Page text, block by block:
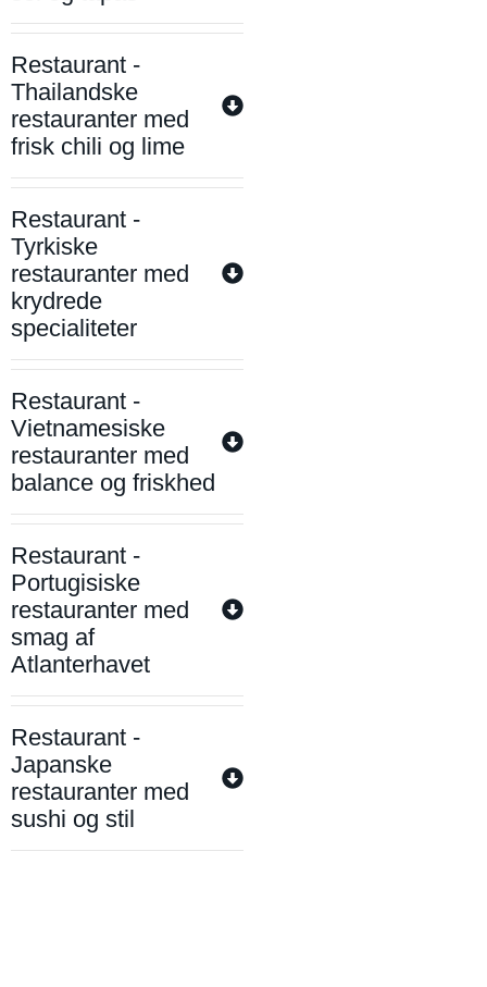
Restaurant -
Thailandske
restauranter med
frisk chili og lime
Restaurant -
Tyrkiske
restauranter med
krydrede
specialiteter
Restaurant -
Vietnamesiske
restauranter med
balance og friskhed
Restaurant -
Portugisiske
restauranter med
smag af
Atlanterhavet
Restaurant -
Japanske
restauranter med
sushi og stil